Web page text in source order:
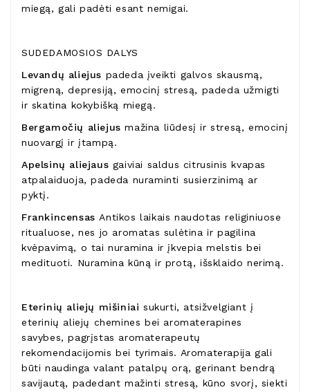
miegą, gali padėti esant nemigai.
SUDEDAMOSIOS DALYS
Levandų aliejus padeda įveikti galvos skausmą,
migreną, depresiją, emocinį stresą, padeda užmigti
ir skatina kokybišką miegą.
Bergamočių aliejus mažina liūdesį ir stresą, emocinį
nuovargį ir įtampą.
Apelsinų aliejaus gaiviai saldus citrusinis kvapas
atpalaiduoja, padeda nuraminti susierzinimą ar
pyktį.
FrankincensasAntikos laikais naudotas religiniuose
ritualuose, nes jo aromatas sulėtina ir pagilina
kvėpavimą, o tai nuramina ir įkvepia melstis bei
medituoti. Nuramina kūną ir protą, išsklaido nerimą.
Eterinių aliejų mišiniai sukurti, atsižvelgiant į
eterinių aliejų chemines bei aromaterapines
savybes, pagrįstas aromaterapeutų
rekomendacijomis bei tyrimais. Aromaterapija gali
būti naudinga valant patalpų orą, gerinant bendrą
savijautą, padedant mažinti stresą, kūno svorį, siekti